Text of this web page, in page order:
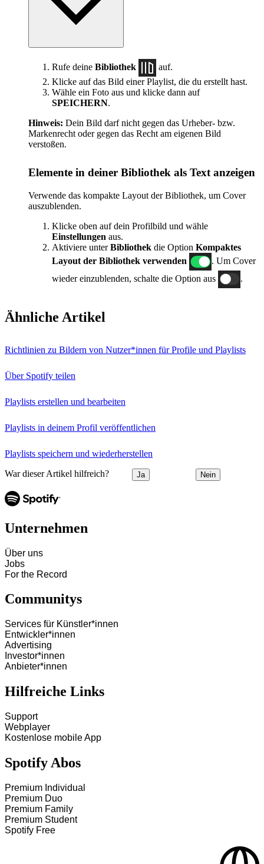
Rufe deine Bibliothek
auf.
Klicke auf das Bild einer Playlist, die du erstellt hast.
Wähle ein Foto aus und klicke dann auf
SPEICHERN.
Hinweis: Dein Bild darf nicht gegen das Urheber- bzw.
Markenrecht oder gegen das Recht am eigenen Bild
verstoßen.
Elemente in deiner Bibliothek als Text anzeigen
Verwende das kompakte Layout der Bibliothek, um Cover
auszublenden.
Klicke oben auf dein Profilbild und wähle
Einstellungen aus.
Aktiviere unterBibliothek die Option Kompaktes
Layout der Bibliothek verwenden
. Um Cover
wieder einzublenden, schalte die Option aus
.
Ähnliche Artikel
Richtlinien zu Bildern von Nutzer*innen für Profile und Playlists
Über Spotify teilen
Playlists erstellen und bearbeiten
Playlists in deinem Profil veröffentlichen
Playlists speichern und wiederherstellen
War dieser Artikel hilfreich? Ja Nein
Unternehmen
Über uns
Jobs
For the Record
Communitys
Services für Künstler*innen
Entwickler*innen
Advertising
Investor*innen
Anbieter*innen
Hilfreiche Links
Support
Webplayer
Kostenlose mobile App
Spotify Abos
Premium Individual
Premium Duo
Premium Family
Premium Student
Spotify Free